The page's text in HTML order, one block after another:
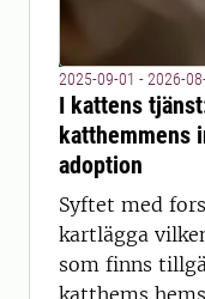
2025-09-01 - 2026-
I kattens
katthemmens
adoption
Syftet med
kartlägga
som finns
katthems